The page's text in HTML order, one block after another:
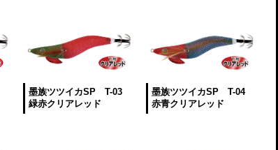
墨族ツツイカSP T-03
緑赤クリアレッド
墨族ツツイカSP T-04
赤青クリアレッド